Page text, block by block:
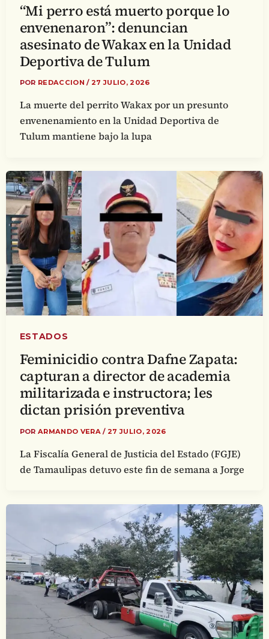
“Mi perro está muerto porque lo
envenenaron”: denuncian
asesinato de Wakax en la Unidad
Deportiva de Tulum
POR REDACCION/ 27 JULIO, 2026
La muerte del perrito Wakax por un presunto
envenenamiento en la Unidad Deportiva de
Tulum mantiene bajo la lupa
ESTADOS
Feminicidio contra Dafne Zapata:
capturan a director de academia
militarizada e instructora; les
dictan prisión preventiva
POR ARMANDO VERA/ 27 JULIO, 2026
La Fiscalía General de Justicia del Estado (FGJE)
de Tamaulipas detuvo este fin de semana a Jorge